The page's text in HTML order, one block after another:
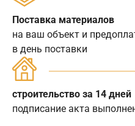
Поставка материалов
на ваш объект и
в день поставки
строительство за 14 дней
подписание акта